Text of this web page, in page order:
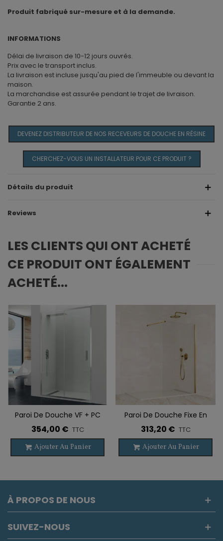
Produit fabriqué sur-mesure et à la demande.
INFORMATIONS
Délai de livraison de 10-12 jours ouvrés.
Prix avec le transport inclus.
La livraison est incluse jusqu'au pied de l'immeuble ou devant la
maison.
La marchandise est assurée pendant le trajet de livraison.
Garantie 2 ans.
DEVENEZ DISTRIBUTEUR DE NOS RECEVEURS DE DOUCHE EN RÉSINE
CHERCHEZ-VOUS UN INSTALLATEUR POUR CE PRODUIT ?
Détails du produit
Reviews
LES CLIENTS QUI ONT ACHETÉ
CE PRODUIT ONT ÉGALEMENT
ACHETÉ...
Paroi De Douche VF + PC
PRESTIGE
354,00 € TTC
Ajouter Au Panier
Paroi De Douche Fixe En
Acier Inoxydable SCREEN
OR BROSSÉ
313,20 € TTC
Ajouter Au Panier
À PROPOS DE NOUS
SUIVEZ-NOUS